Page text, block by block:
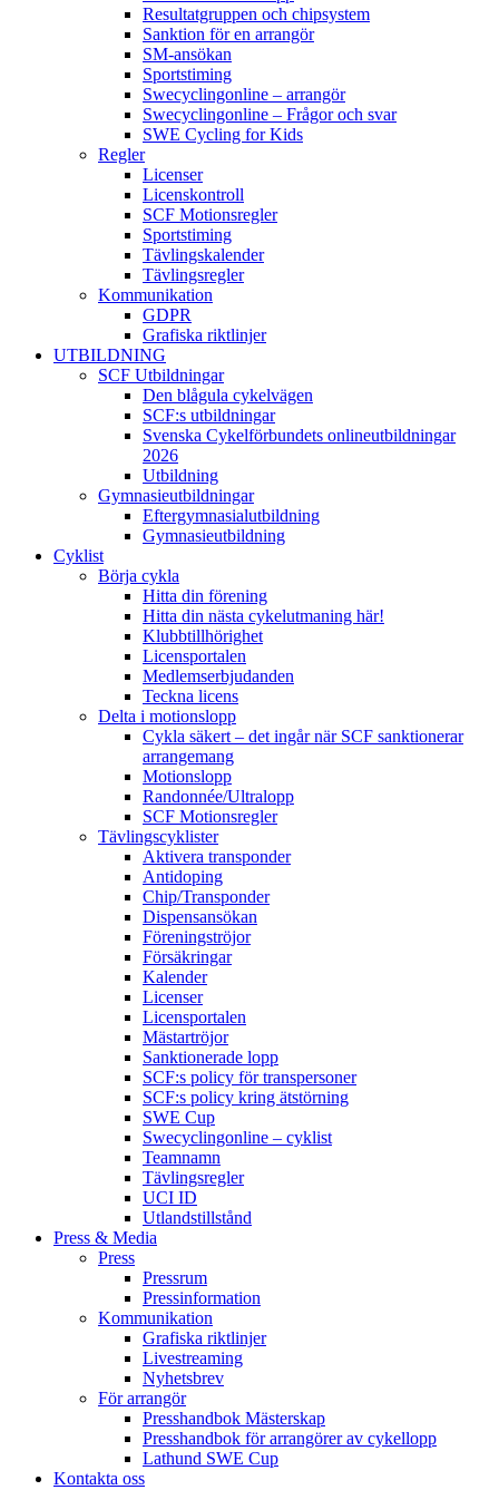
Resultatgruppen och chipsystem
Sanktion för en arrangör
SM-ansökan
Sportstiming
Swecyclingonline – arrangör
Swecyclingonline – Frågor och svar
SWE Cycling for Kids
Regler
Licenser
Licenskontroll
SCF Motionsregler
Sportstiming
Tävlingskalender
Tävlingsregler
Kommunikation
GDPR
Grafiska riktlinjer
UTBILDNING
SCF Utbildningar
Den blågula cykelvägen
SCF:s utbildningar
Svenska Cykelförbundets onlineutbildningar
2026
Utbildning
Gymnasieutbildningar
Eftergymnasialutbildning
Gymnasieutbildning
Cyklist
Börja cykla
Hitta din förening
Hitta din nästa cykelutmaning här!
Klubbtillhörighet
Licensportalen
Medlemserbjudanden
Teckna licens
Delta i motionslopp
Cykla säkert – det ingår när SCF sanktionerar
arrangemang
Motionslopp
Randonnée/Ultralopp
SCF Motionsregler
Tävlingscyklister
Aktivera transponder
Antidoping
Chip/Transponder
Dispensansökan
Föreningströjor
Försäkringar
Kalender
Licenser
Licensportalen
Mästartröjor
Sanktionerade lopp
SCF:s policy för transpersoner
SCF:s policy kring ätstörning
SWE Cup
Swecyclingonline – cyklist
Teamnamn
Tävlingsregler
UCI ID
Utlandstillstånd
Press & Media
Press
Pressrum
Pressinformation
Kommunikation
Grafiska riktlinjer
Livestreaming
Nyhetsbrev
För arrangör
Presshandbok Mästerskap
Presshandbok för arrangörer av cykellopp
Lathund SWE Cup
Kontakta oss